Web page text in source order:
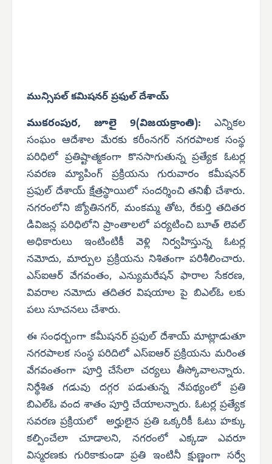
మున్సిపల్ కమిషనర్ ప్రఫుల్ దేశాయ్
ముకరంపుర, జూలై 9(విజయక్రాంతి): ఎన్నికల
సంఘం ఆదేశాల మేరకు కరీంనగర్ నగరపాలక సంస్థ
పరిధిలో ప్రతిష్టాత్మకంగా కొనసాగుతున్న ప్రత్యేక ఓటర్ల
సవరణ మ్యాపింగ్ ప్రక్రియను గురువారం కమీషనర్
ప్రఫుల్ దేశాయ్ క్షేత్రస్థాయిలో సందర్శించి తనిఖీ చేశారు.
నగరంలోని జ్యోతినగర్, మంకమ్మ తోట, రేకుర్తి తదితర
డివిజన్ల పరిధిలోని ప్రాంతాలలో పర్యటించి బూత్ లెవల్
అధికారులు ఇంటింటికీ వెళ్లి నిర్వహిస్తున్న ఓటర్ల
నమోదు, మార్పుల ప్రక్రియను నిశితంగా పరిశీలించారు.
ఎస్ఐఆర్ వేగవంతం, ఎన్యుమరేషన్ ఫారాల సేకరణ,
వివరాల నమోదు తదితర విషయాల పై బిఎల్ఓ లకు
పలు సూచనలు చేశారు.
ఈ సంధర్బంగా కమీషనర్ ప్రఫుల్ దేశాయ్ మాట్లాడుతూ
నగరపాలక సంస్థ పరిదిలో ఎస్ఐఆర్ ప్రక్రియను మరింత
వేగవంతంగా పూర్తి చేసేలా చర్యలు తీస్కోవాలన్నారు.
నిర్థేశిత గడువు దగ్గర పడుతున్న నేపథ్యంలో ప్రతి
బిఎల్ఓ వంద శాతం పూర్తి చేయాలన్నారు. ఓటర్ల ప్రత్యేక
సవరణ ప్రక్రియలో అర్హులైన ప్రతి ఒక్కరికీ ఓటు హక్కు
కల్పించేలా చూడాలని, నగరంలో ఎక్కడా ఎవరూ
విస్మరణకు గురికాకుండా ప్రతి ఇంటినీ క్షుణ్ణంగా సర్వే